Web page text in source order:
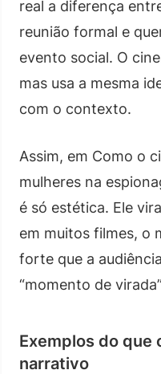
real a diferença
reunião formal e
evento social. O
mas usa a mesma
com o contexto.
Assim, em Como o
mulheres na
é só estética. Ele
em muitos filmes, o
forte que a
“momento de
Exemplos do que
narrativo